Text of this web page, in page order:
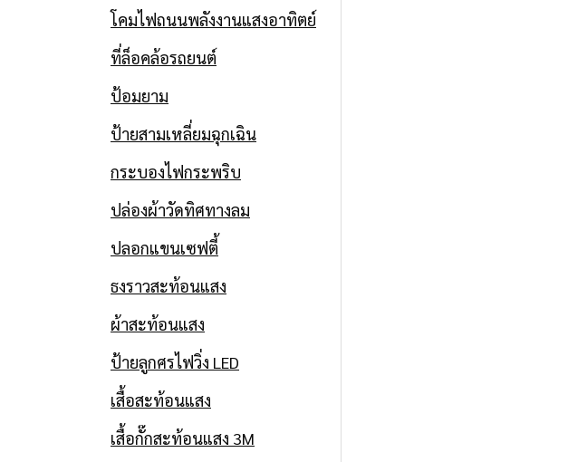
โคมไฟถนนพลังงานแสงอาทิตย์
ที่ล็อคล้อรถยนต์
ป้อมยาม
ป้ายสามเหลี่ยมฉุกเฉิน
กระบองไฟกระพริบ
ปล่องผ้าวัดทิศทางลม
ปลอกแขนเซฟตี้
ธงราวสะท้อนแสง
ผ้าสะท้อนแสง
ป้ายลูกศรไฟวิ่ง LED
เสื้อสะท้อนแสง
เสื้อกั๊กสะท้อนแสง 3M